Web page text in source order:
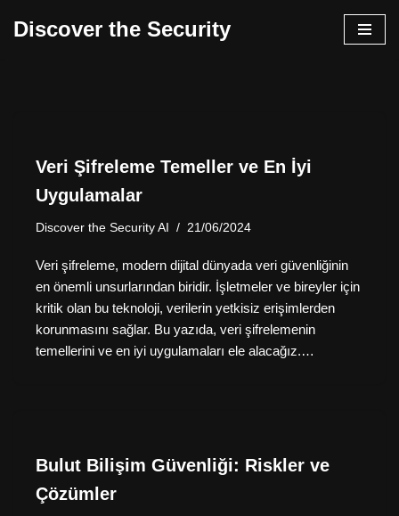
Discover the Security
Veri Şifreleme Temeller ve En İyi
Uygulamalar
Discover the Security AI 21/06/2024
Veri şifreleme, modern dijital dünyada veri güvenliğinin
en önemli unsurlarından biridir. İşletmeler ve bireyler için
kritik olan bu teknoloji, verilerin yetkisiz erişimlerden
korunmasını sağlar. Bu yazıda, veri şifrelemenin
temellerini ve en iyi uygulamaları ele alacağız.…
Bulut Bilişim Güvenliği: Riskler ve
Çözümler